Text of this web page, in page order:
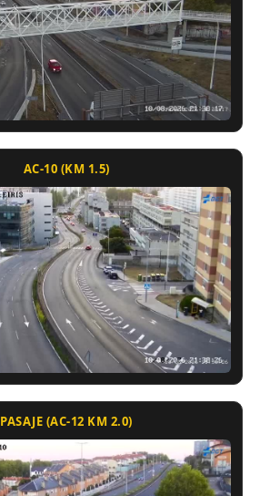
AC-10 (KM 1.5)
PASAJE (AC-12 KM 2.0)